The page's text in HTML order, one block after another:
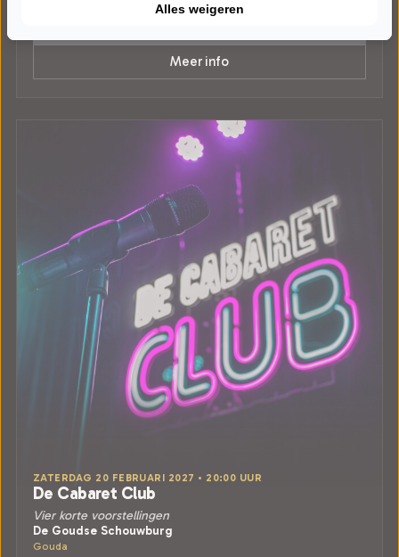
Meer info
ZATERDAG 20 FEBRUARI 2027 • 20:00 UUR
De Cabaret Club
Vier korte voorstellingen
De Goudse Schouwburg
Gouda
Alles weigeren